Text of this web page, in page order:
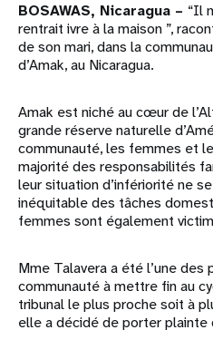
BOSAWAS, Nicaragua – “Il
rentrait ivre à la maison ”,
de son mari, dans la
d’Amak, au Nicaragua.
Amak est niché au cœur de
grande réserve naturelle
communauté, les femmes et
majorité des responsabilités
leur situation d’infériorité ne
inéquitable des tâches
femmes sont également
Mme Talavera a été l’une
communauté à mettre fin au
tribunal le plus proche soit à
elle a décidé de porter plainte